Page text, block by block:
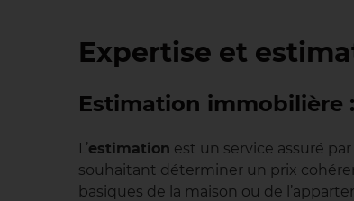
Expertise et
Estimation immobilière
L’estimation est un service assuré
souhaitant déterminer un prix
basiques de la maison ou de